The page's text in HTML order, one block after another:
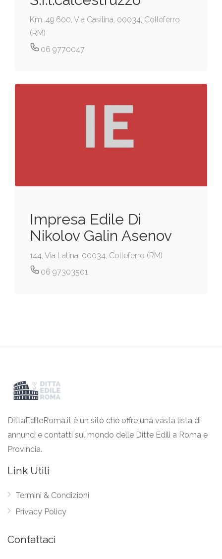
Km. 49.600, Via Casilina, 00034, Colleferro
(RM)
06 9770047
Impresa Edile Di
Nikolov Galin Asenov
144, Via Latina, 00034, Colleferro (RM)
06 97303501
DittaEdileRoma.it è un sito che offre una vasta lista di
annunci e contatti sul mondo delle Ditte Edili a Roma e
Provincia.
Link Utili
Termini & Condizioni
Privacy Policy
Contattaci